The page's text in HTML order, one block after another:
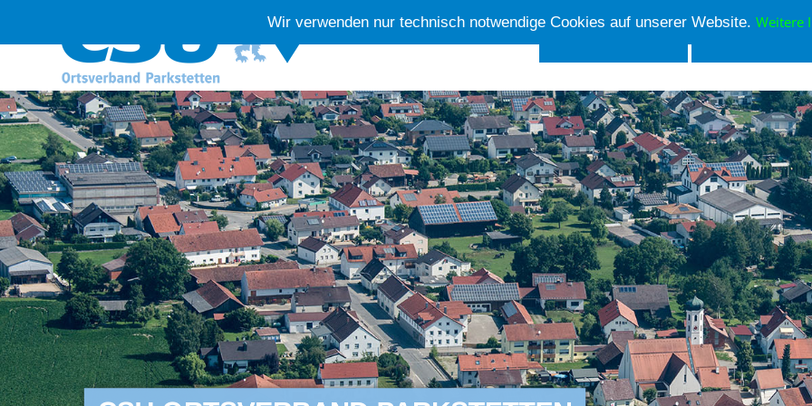
Aktuelles
Wir verwenden nur technisch notwendige Cookies auf unserer Website. Weitere